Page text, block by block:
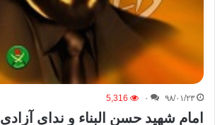
۹۸/۰۱/۲۳ ۰ 5,316
امام شهید حسن البناء و ندای آزادی